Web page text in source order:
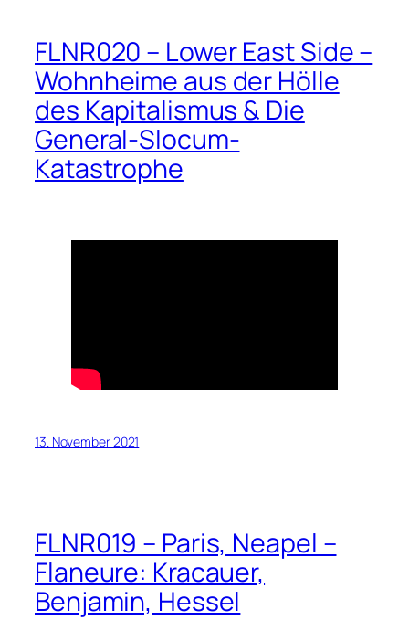
FLNR020 – Lower East Side –
Wohnheime aus der Hölle
des Kapitalismus & Die
General-Slocum-
Katastrophe
13. November 2021
FLNR019 – Paris, Neapel –
Flaneure: Kracauer,
Benjamin, Hessel